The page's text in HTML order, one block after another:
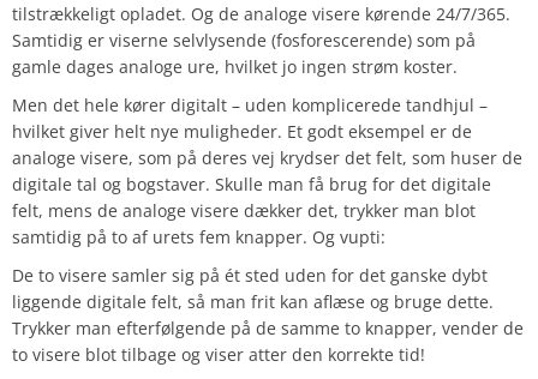
tilstrækkeligt opladet. Og de analoge visere kørende 24/7/365.
Samtidig er viserne selvlysende (fosforescerende) som på
gamle dages analoge ure, hvilket jo ingen strøm koster.
Men det hele kører digitalt – uden komplicerede tandhjul –
hvilket giver helt nye muligheder. Et godt eksempel er de
analoge visere, som på deres vej krydser det felt, som huser de
digitale tal og bogstaver. Skulle man få brug for det digitale
felt, mens de analoge visere dækker det, trykker man blot
samtidig på to af urets fem knapper. Og vupti:
De to visere samler sig på ét sted uden for det ganske dybt
liggende digitale felt, så man frit kan aflæse og bruge dette.
Trykker man efterfølgende på de samme to knapper, vender de
to visere blot tilbage og viser atter den korrekte tid!